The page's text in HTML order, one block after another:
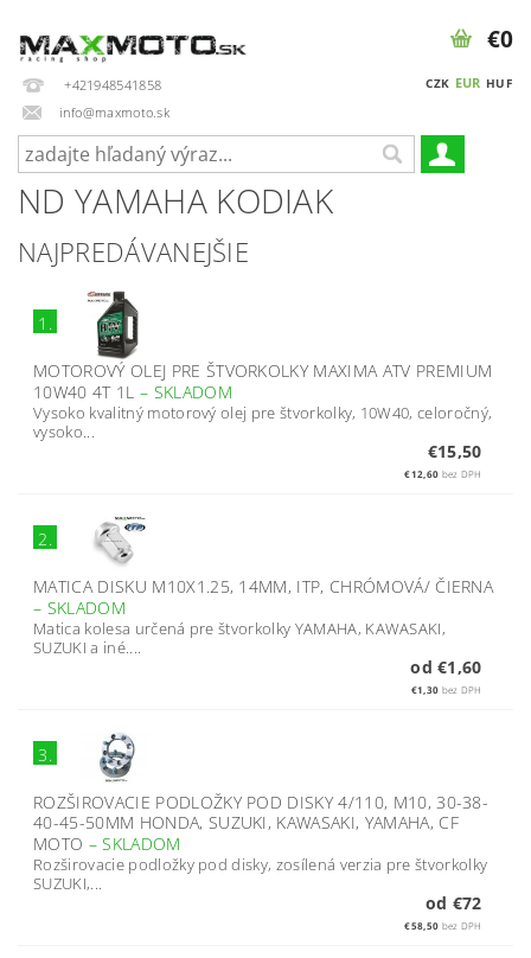
+421948541858
info@maxmoto.sk
CZK EUR HUF
€0
ND YAMAHA KODIAK
NAJPREDÁVANEJŠIE
1.
MOTOROVÝ OLEJ PRE ŠTVORKOLKY MAXIMA ATV PREMIUM
10W40 4T 1L – SKLADOM
Vysoko kvalitný motorový olej pre štvorkolky, 10W40, celoročný,
vysoko...
€15,50
€12,60 bez DPH
2.
MATICA DISKU M10X1.25, 14MM, ITP, CHRÓMOVÁ/ ČIERNA
– SKLADOM
Matica kolesa určená pre štvorkolky YAMAHA, KAWASAKI,
SUZUKI a iné....
od €1,60
€1,30 bez DPH
3.
ROZŠIROVACIE PODLOŽKY POD DISKY 4/110, M10, 30-38-
40-45-50MM HONDA, SUZUKI, KAWASAKI, YAMAHA, CF
MOTO –SKLADOM
Rozširovacie podložky pod disky, zosílená verzia pre štvorkolky
SUZUKI,...
od €72
€58,50 bez DPH